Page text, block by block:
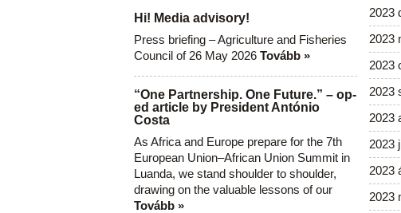
Hi! Media advisory!
Press briefing – Agriculture and Fisheries
Council of 26 May 2026 Tovább »
“One Partnership. One Future.” – op-
ed article by President António
Costa
As Africa and Europe prepare for the 7th
European Union–African Union Summit in
Luanda, we stand shoulder to shoulder,
drawing on the valuable lessons of our
Tovább »
2023
2023
2023
2023
2023
2023
2023
2023